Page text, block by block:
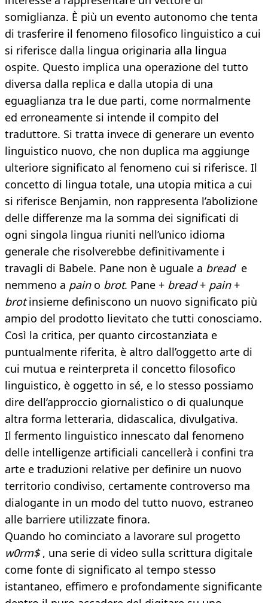
somiglianza. È più un evento autonomo che tenta
di trasferire il fenomeno filosofico linguistico a cui
si riferisce dalla lingua originaria alla lingua
ospite. Questo implica una operazione del tutto
diversa dalla replica e dalla utopia di una
eguaglianza tra le due parti, come normalmente
ed erroneamente si intende il compito del
traduttore. Si tratta invece di generare un evento
linguistico nuovo, che non duplica ma aggiunge
ulteriore significato al fenomeno cui si riferisce. Il
concetto di lingua totale, una utopia mitica a cui
si riferisce Benjamin, non rappresenta l’abolizione
delle differenze ma la somma dei significati di
ogni singola lingua riuniti nell’unico idioma
generale che risolverebbe definitivamente i
travagli di Babele. Pane non è uguale a breade
nemmeno a pain o brot. Pane + bread+ pain+
brotinsieme definiscono un nuovo significato più
ampio del prodotto lievitato che tutti conosciamo.
Così la critica, per quanto circostanziata e
puntualmente riferita, è altro dall’oggetto arte di
cui mutua e reinterpreta il concetto filosofico
linguistico, è oggetto in sé, e lo stesso possiamo
dire dell’approccio giornalistico o di qualunque
altra forma letteraria, didascalica, divulgativa.
Il fermento linguistico innescato dal fenomeno
delle intelligenze artificiali cancellerà i confini tra
arte e traduzioni relative per definire un nuovo
territorio condiviso, certamente controverso ma
dialogante in un modo del tutto nuovo, estraneo
alle barriere utilizzate finora.
Quando ho cominciato a lavorare sul progetto
w0rm$, una serie di video sulla scrittura digitale
come fonte di significato al tempo stesso
istantaneo, effimero e profondamente significante